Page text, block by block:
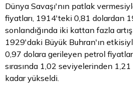
Dünya Savaşı'nın patlak
fiyatları, 1914'teki 0,81 dolardan
sonlandığında iki kattan fazla
1929'daki Büyük Buhran'ın
0,97 dolara gerileyen petrol
sırasında 1,02 seviyelerinden 1,21
kadar yükseldi.